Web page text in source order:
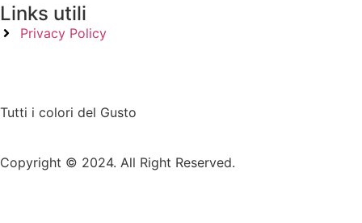
Links utili
Privacy Policy
Tutti i colori del Gusto
Copyright © 2024. All Right Reserved.